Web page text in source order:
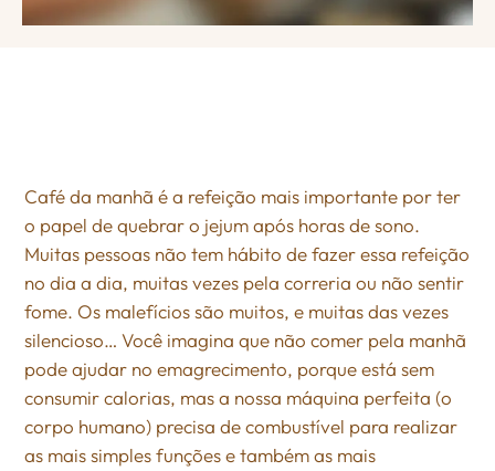
Café da manhã é a refeição mais importante por ter
o papel de quebrar o jejum após horas de sono.
Muitas pessoas não tem hábito de fazer essa refeição
no dia a dia, muitas vezes pela correria ou não sentir
fome. Os malefícios são muitos, e muitas das vezes
silencioso… Você imagina que não comer pela manhã
pode ajudar no emagrecimento, porque está sem
consumir calorias, mas a nossa máquina perfeita (o
corpo humano) precisa de combustível para realizar
as mais simples funções e também as mais